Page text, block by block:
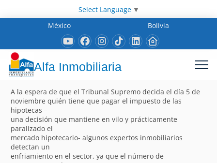
Select Language ▼
México
Bolivia
Alfa Inmobiliaria
A la espera de que el Tribunal Supremo decida el día 5 de
noviembre quién tiene que pagar el impuesto de las
hipotecas –
una decisión que mantiene en vilo y prácticamente
paralizado el
mercado hipotecario- algunos expertos inmobiliarios
detectan un
enfriamiento en el sector, ya que el número de